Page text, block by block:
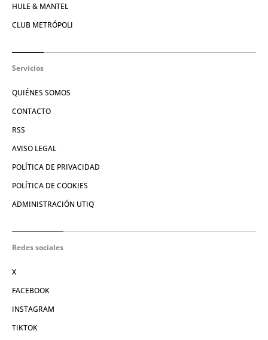
HULE & MANTEL
CLUB METRÓPOLI
Servicios
QUIÉNES SOMOS
CONTACTO
RSS
AVISO LEGAL
POLÍTICA DE PRIVACIDAD
POLÍTICA DE COOKIES
ADMINISTRACIÓN UTIQ
Redes sociales
X
FACEBOOK
INSTAGRAM
TIKTOK